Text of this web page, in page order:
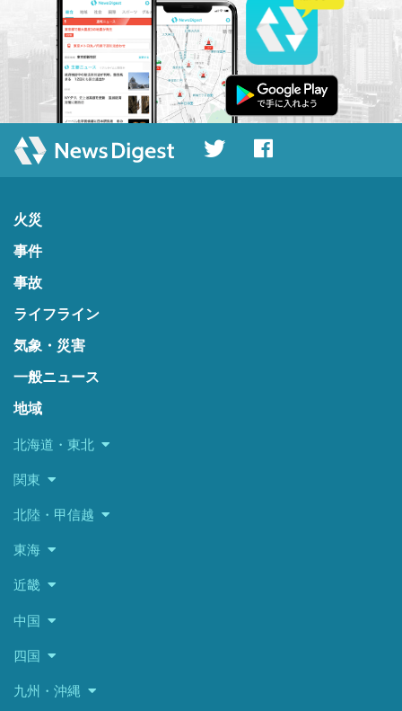
火災
事件
事故
ライフライン
気象・災害
一般ニュース
地域
北海道・東北
関東
北陸・甲信越
東海
近畿
中国
四国
九州・沖縄